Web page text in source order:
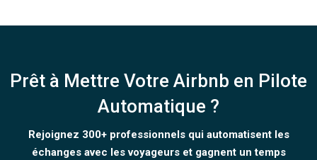
Prêt à Mettre Votre Airbnb en Pilote
Automatique ?
Rejoignez 300+ professionnels qui automatisent les
échanges avec les voyageurs et gagnent un temps